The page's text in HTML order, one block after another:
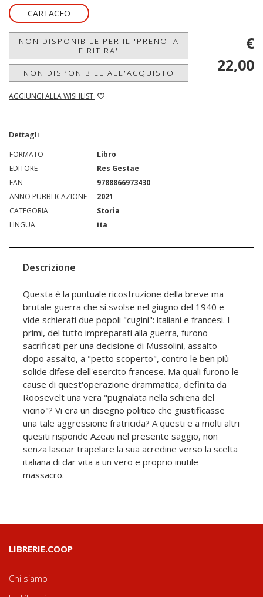
CARTACEO
NON DISPONIBILE PER IL 'PRENOTA
E RITIRA'
NON DISPONIBILE ALL'ACQUISTO
AGGIUNGI ALLA WISHLIST
€
22,00
Dettagli
FORMATO
Libro
EDITORE
Res Gestae
EAN
9788866973430
ANNO PUBBLICAZIONE
2021
CATEGORIA
Storia
LINGUA
ita
Descrizione
Questa è la puntuale ricostruzione della breve ma
brutale guerra che si svolse nel giugno del 1940 e
vide schierati due popoli "cugini": italiani e francesi. I
primi, del tutto impreparati alla guerra, furono
sacrificati per una decisione di Mussolini, assalto
dopo assalto, a "petto scoperto", contro le ben più
solide difese dell'esercito francese. Ma quali furono le
cause di quest'operazione drammatica, definita da
Roosevelt una vera "pugnalata nella schiena del
vicino"? Vi era un disegno politico che giustificasse
una tale aggressione fratricida? A questi e a molti altri
quesiti risponde Azeau nel presente saggio, non
senza lasciar trapelare la sua acredine verso la scelta
italiana di dar vita a un vero e proprio inutile
massacro.
LIBRERIE.COOP
Chi siamo